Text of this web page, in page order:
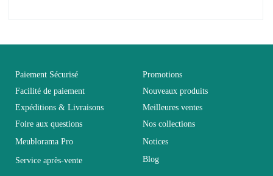
Age Adulte
Collection MAXIM
Coloris Marron - Bois
Vous devez vous connecter pour laisser un avis
Paiement Sécurisé
Facilité de paiement
Expéditions & Livraisons
Foire aux questions
Meublorama Pro
Service après-vente
Promotions
Nouveaux produits
Meilleures ventes
Nos collections
Notices
Blog